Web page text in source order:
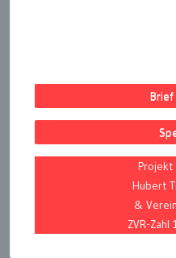
Brief
Hubert
&
ZVR-